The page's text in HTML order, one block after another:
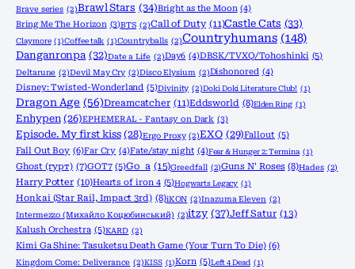
Brave series (2)Brawl Stars (34)Bright as the Moon (4)
Bring Me The Horizon (3)BTS (2)Call of Duty (11)Castle Cats (33)
Claymore (1)Coffee talk (1)Countryballs (2)Countryhumans (148)
Danganronpa (32)Date a Life (2)Day6 (4)DBSK/TVXQ/Tohoshinki (5)
Deltarune (2)Devil May Cry (2)Disco Elysium (2)Dishonored (4)
Disney: Twisted-Wonderland (5)Divinity (2)Doki Doki Literature Club! (1)
Dragon Age (56)Dreamcatcher (11)Eddsworld (8)Elden Ring (1)
Enhypen (26)EPHEMERAL - Fantasy on Dark (3)
Episode. My first kiss (28)Ergo Proxy (2)EXO (29)Fallout (5)
Fall Out Boy (6)Far Cry (4)Fate/stay night (4)Fear & Hunger 2: Termina (1)
Ghost (гурт) (7)GOT7 (5)Go_a (15)Greedfall (2)Guns N' Roses (8)Hades (2)
Harry Potter (10)Hearts of iron 4 (5)Hogwarts Legacy (1)
Honkai (Star Rail, Impact 3rd) (8)iKON (2)Inazuma Eleven (2)
Intermezzo (Михайло Коцюбинський) (2)itzy (37)Jeff Satur (13)
Kalush Orchestra (5)KARD (2)
Kimi Ga Shine: Tasuketsu Death Game (Your Turn To Die) (6)
Kingdom Come: Deliverance (2)KISS (1)Korn (5)Left 4 Dead (1)